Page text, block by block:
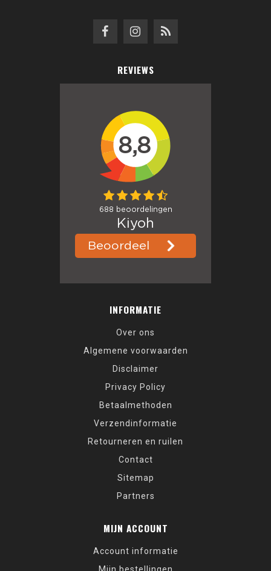
REVIEWS
INFORMATIE
Over ons
Algemene voorwaarden
Disclaimer
Privacy Policy
Betaalmethoden
Verzendinformatie
Retourneren en ruilen
Contact
Sitemap
Partners
MIJN ACCOUNT
Account informatie